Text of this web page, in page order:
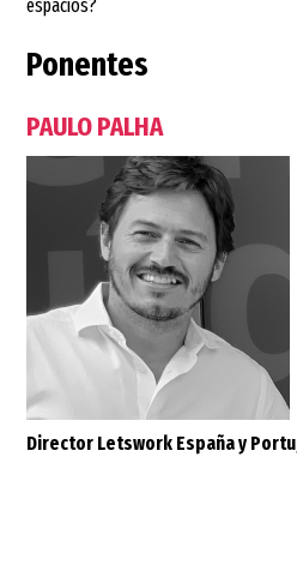
espacios?
Ponentes
PAULO PALHA
Director Letswork España y